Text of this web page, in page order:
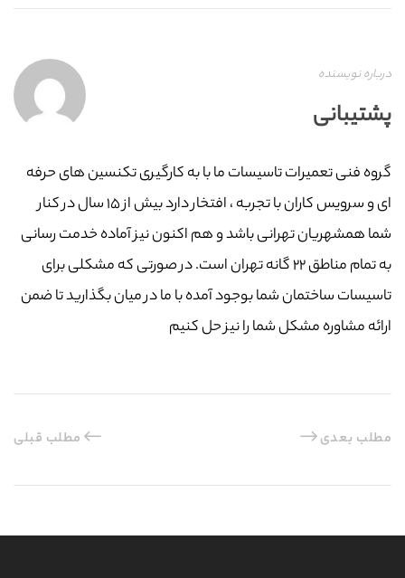
درباره نویسنده
پشتیبانی
گروه فنی تعمیرات تاسیسات ما با به‌ کارگیری تکنسین های حرفه
ای و سرویس کاران با تجربه ، افتخار دارد بیش از ۱۵ سال در کنار
شما همشهریان تهرانی باشد و هم اکنون نیز آماده خدمت رسانی
به تمام مناطق ۲۲ گانه تهران است. در صورتی که مشکلی برای
تاسیسات ساختمان شما بوجود آمده با ما در میان بگذارید تا ضمن
ارائه مشاوره مشکل شما را نیز حل کنیم
مطلب قبلی مطلب بعدی